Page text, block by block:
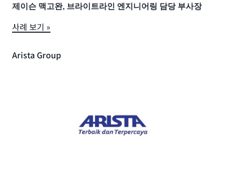
또한 투자자들로부터 2,500만 달러의 확장 자본
사례 보기 »
International Air Transport Association
항공 교통량의 84%를 차지하는 250개 항공사를 대표하는
“AWS를 사용하여 LaunchPad를 위한 온디맨
손쉽게 확장하여 매 학년 경험하고 있는 기하급
에는 몇 시간씩 걸리던 새 인스턴스 프로비저닝
이 이제는 몇 분이면 됩니다."
은 레거시 워크로드를 폐기하기 위한 탄탄한 전
드맵을 평가하는 데 도움을 주었습니다. AWS와
금융 경험을 재설계하고 단순화하려는 우리의 사
제이슨 맥고완, 브라이트라인 엔지니어링 담당 부사장
사례 보기 »
Arista Group